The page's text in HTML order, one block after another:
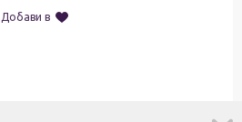
Добави в